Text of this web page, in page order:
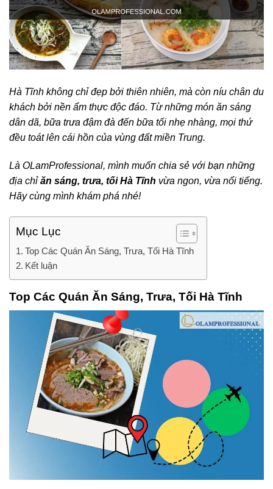
Hà Tĩnh không chỉ đẹp bởi thiên nhiên, mà còn níu chân du
khách bởi nền ẩm thực độc đáo. Từ những món ăn sáng
dân dã, bữa trưa đậm đà đến bữa tối nhẹ nhàng, mọi thứ
đều toát lên cái hồn của vùng đất miền Trung.
Là OLamProfessional, mình muốn chia sẻ với bạn những
địa chỉăn sáng, trưa, tối Hà Tĩnh vừa ngon, vừa nổi tiếng.
Hãy cùng mình khám phá nhé!
Mục Lục
Top Các Quán Ăn Sáng, Trưa, Tối Hà Tĩnh
Kết luận
Top Các Quán Ăn Sáng, Trưa, Tối Hà Tĩnh